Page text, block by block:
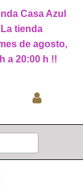
Casa Azul
tienda
de agosto,
a 20:00 h !!